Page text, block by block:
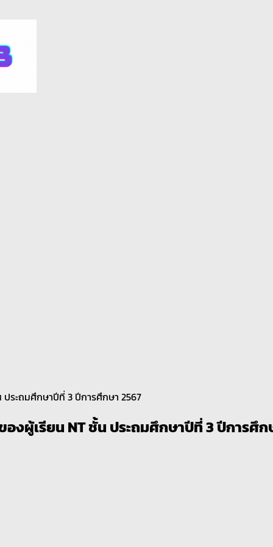
ประถมศึกษาปีที่ 3 ปีการศึกษา 2567
งผู้เรียน NT ชั้น ประถมศึกษาปีที่ 3 ปีการศึก